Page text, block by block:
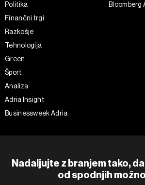
Nadaljujte z branjem tako,
od spodnjih
Politika
Finančni trgi
Razkošje
Tehnologija
Green
Šport
Analiza
Adria Insight
Businessweek Adria
Bloomberg
Piškotki
Instagram